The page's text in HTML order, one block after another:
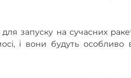
запуску на сучасних
і вони будуть